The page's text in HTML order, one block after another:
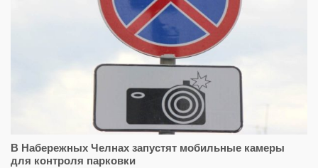
В Набережных Челнах запустят мобильные камеры
для контроля парковки